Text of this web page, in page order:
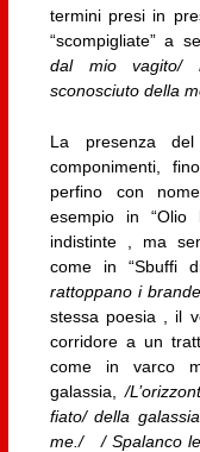
termini presi in
“scompigliate” a
dal mio vagito/
sconosciuto della
La presenza
componimenti,
perfino con
esempio in
indistinte , ma
come in “Sbuffi
rattoppano i
stessa poesia , il
corridore a un
come in varco
galassia,
/
fiato/ della
me./ / Spalanco le